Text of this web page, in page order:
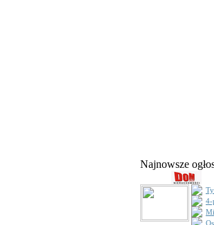
Najnowsze
4-